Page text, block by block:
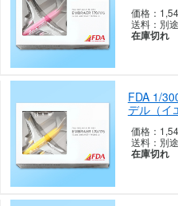
価格：
送料： 別途
在庫切れ
FDA 1/
デル（イ
価格：
送料： 別途
在庫切れ